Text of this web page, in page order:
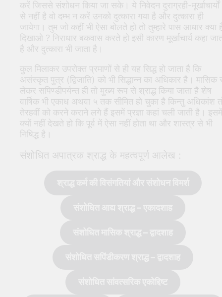
करें जिससे संशोधन किया जा सके। ये निवेदन दुराग्रही-मूर्खाचार्यों
से नहीं है वो दम्भ न करें उनको दुत्कारा गया है और दुत्कारा ही
जायेगा। तुम जो कहीं भी ऐसा बोलते हो तो तुम्हारे पास आधार क्या
दिखाओ ? निराधार बकवास करते हो इसी कारण मूर्खाचार्य कहा
है और दुत्कारा भी जाता है।
कुल मिलाकर उपरोक्त प्रमाणों से ही यह सिद्ध हो जाता है कि
असंस्कृत पुत्र (द्विजाति) को भी सिद्धान्न का अधिकार है। मासिक
लेकर सपिण्डीपर्यन्त ही तो मुख्य रूप से श्राद्ध किया जाता है शेष
वार्षिक भी एकाध अथवा ५ तक सीमित हो चुका है किन्तु अधिकांश
तेरहवीं को करने कराने लगे हैं इसमें प्रज्ञा कहां चली जाती है। इसमें
क्यों नहीं देखते हो कि पूर्व में ऐसा नहीं होता था और शास्त्र से भी
निषिद्ध है।
संशोधित अपात्रक श्राद्ध के महत्वपूर्ण आलेख :